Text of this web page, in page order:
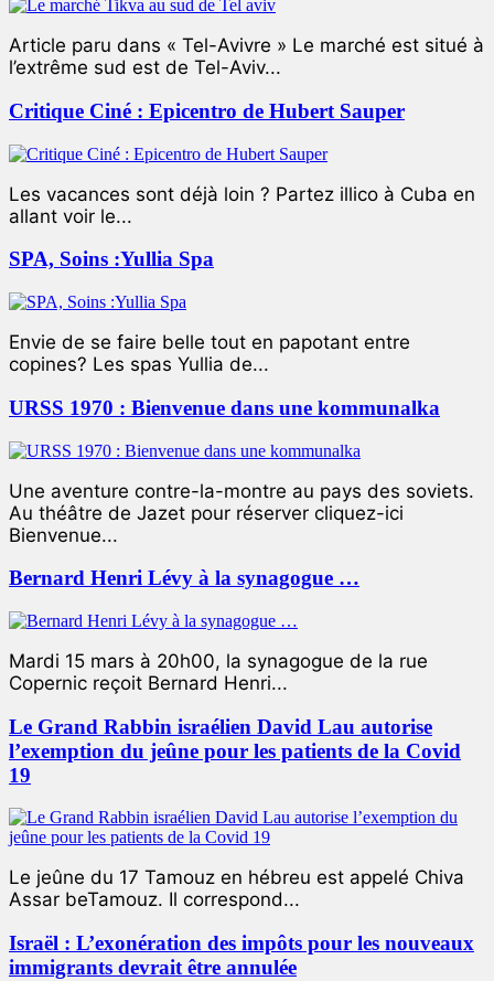
Article paru dans « Tel-Avivre » Le marché est situé à
l’extrême sud est de Tel-Aviv...
Critique Ciné : Epicentro de Hubert Sauper
Les vacances sont déjà loin ? Partez illico à Cuba en
allant voir le...
SPA, Soins :Yullia Spa
Envie de se faire belle tout en papotant entre
copines? Les spas Yullia de...
URSS 1970 : Bienvenue dans une kommunalka
Une aventure contre-la-montre au pays des soviets.
Au théâtre de Jazet pour réserver cliquez-ici
Bienvenue...
Bernard Henri Lévy à la synagogue …
Mardi 15 mars à 20h00, la synagogue de la rue
Copernic reçoit Bernard Henri...
Le Grand Rabbin israélien David Lau autorise
l’exemption du jeûne pour les patients de la Covid
19
Le jeûne du 17 Tamouz en hébreu est appelé Chiva
Assar beTamouz. Il correspond...
Israël : L’exonération des impôts pour les nouveaux
immigrants devrait être annulée